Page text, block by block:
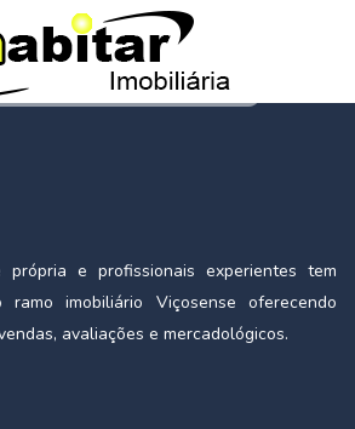
e profissionais experientes tem
imobiliário Viçosense oferecendo
avaliações e mercadológicos.